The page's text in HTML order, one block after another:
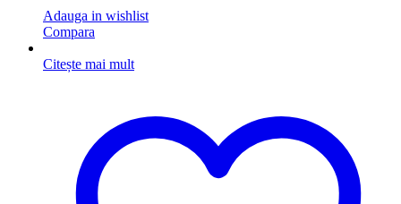
Adauga in wishlist
Compara
Citește mai mult